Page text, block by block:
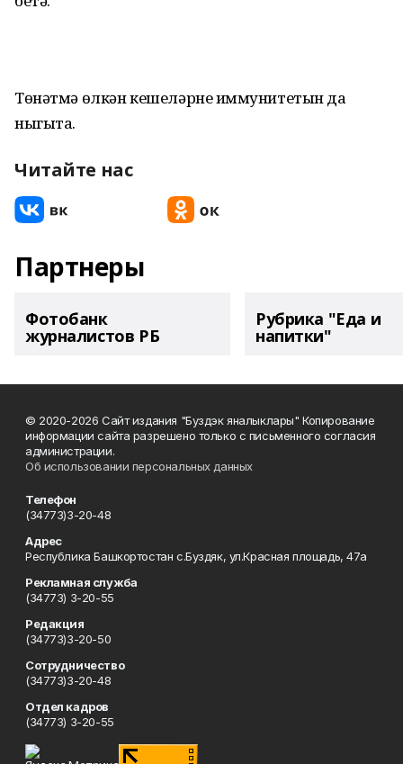
Төнәтмә өлкән кешеләрнең иммунитетын да
ныгыта.
Читайте нас
Партнеры
Фотобанк
журналистов РБ
Рубрика "Еда и
напитки"
© 2020-2026 Сайт издания "Буздэк яналыклары" Копирование
информации сайта разрешено только с письменного согласия
администрации.
Об использовании персональных данных
Телефон
(34773)3-20-48
Адрес
Республика Башкортостан с.Буздяк, ул.Красная площадь, 47а
Рекламная служба
(34773) 3-20-55
Редакция
(34773)3-20-50
Сотрудничество
(34773)3-20-48
Отдел кадров
(34773) 3-20-55